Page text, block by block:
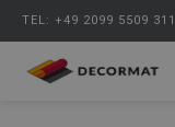
TEL: +49 2099 5509